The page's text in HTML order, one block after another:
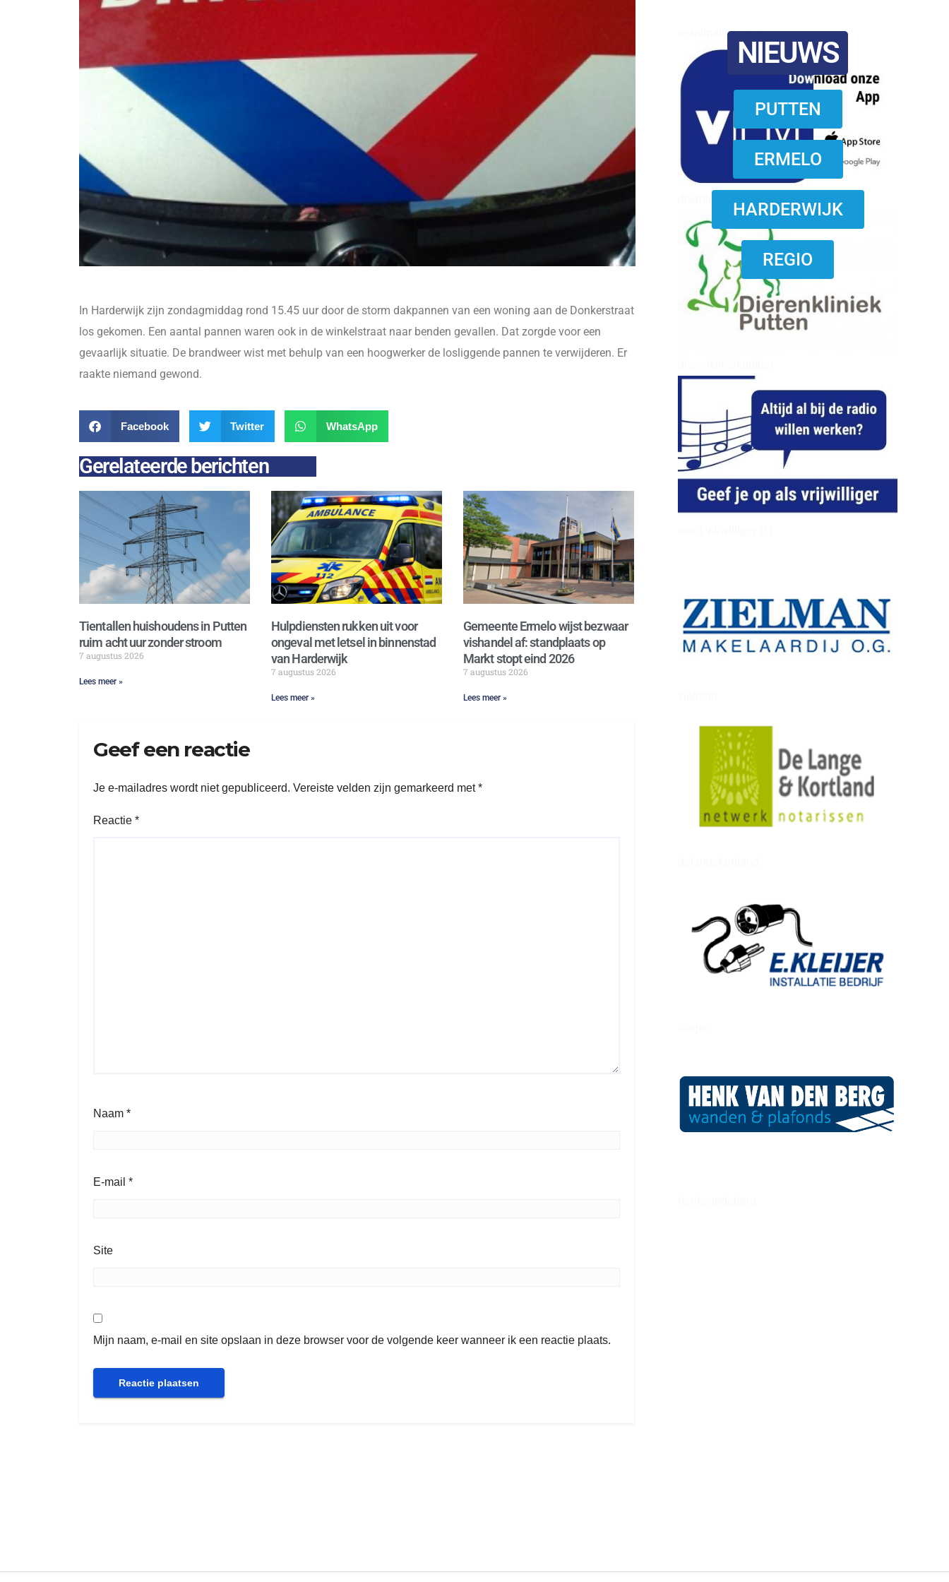
reanimatie ermelo
NIEUWS
PUTTEN
ERMELO
HARDERWIJK
REGIO
In Harderwijk zijn zondagmiddag rond 15.45 uur door de storm dakpannen van een woning aan de Donkerstraat
los gekomen. Een aantal pannen waren ook in de winkelstraat naar benden gevallen. Dat zorgde voor een
gevaarlijk situatie. De brandweer wist met behulp van een hoogwerker de losliggende pannen te verwijderen. Er
raakte niemand gewond.
Facebook Twitter WhatsApp
Gerelateerde berichten
Tientallen huishoudens in Putten
ruim acht uur zonder stroom
7 augustus 2026
Lees meer »
Hulpdiensten rukken uit voor
ongeval met letsel in binnenstad
van Harderwijk
7 augustus 2026
Lees meer »
Gemeente Ermelo wijst bezwaar
vishandel af: standplaats op
Markt stopt eind 2026
7 augustus 2026
Lees meer »
Geef een reactie
Je e-mailadres wordt niet gepubliceerd. Vereiste velden zijn gemarkeerd met*
Reactie *
Naam *
E-mail *
Site
Mijn naam, e-mail en site opslaan in deze browser voor de volgende keer wanneer ik een reactie plaats.